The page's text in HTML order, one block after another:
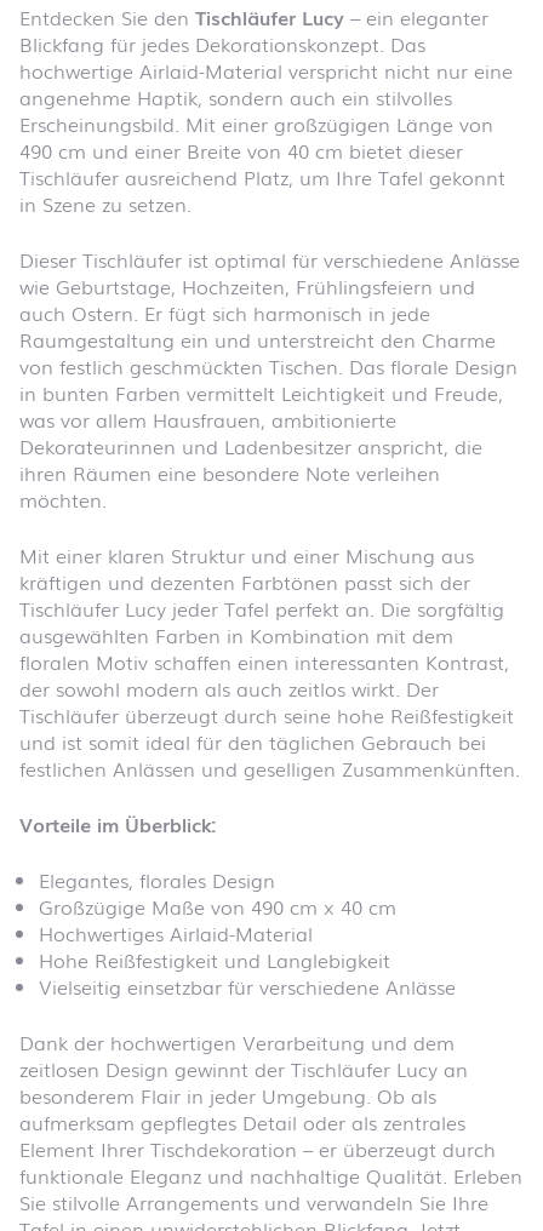
Entdecken Sie den Tischläufer Lucy – ein eleganter
Blickfang für jedes Dekorationskonzept. Das
hochwertige Airlaid-Material verspricht nicht nur eine
angenehme Haptik, sondern auch ein stilvolles
Erscheinungsbild. Mit einer großzügigen Länge von
490 cm und einer Breite von 40 cm bietet dieser
Tischläufer ausreichend Platz, um Ihre Tafel gekonnt
in Szene zu setzen.
Dieser Tischläufer ist optimal für verschiedene Anlässe
wie Geburtstage, Hochzeiten, Frühlingsfeiern und
auch Ostern. Er fügt sich harmonisch in jede
Raumgestaltung ein und unterstreicht den Charme
von festlich geschmückten Tischen. Das florale Design
in bunten Farben vermittelt Leichtigkeit und Freude,
was vor allem Hausfrauen, ambitionierte
Dekorateurinnen und Ladenbesitzer anspricht, die
ihren Räumen eine besondere Note verleihen
möchten.
Mit einer klaren Struktur und einer Mischung aus
kräftigen und dezenten Farbtönen passt sich der
Tischläufer Lucy jeder Tafel perfekt an. Die sorgfältig
ausgewählten Farben in Kombination mit dem
floralen Motiv schaffen einen interessanten Kontrast,
der sowohl modern als auch zeitlos wirkt. Der
Tischläufer überzeugt durch seine hohe Reißfestigkeit
und ist somit ideal für den täglichen Gebrauch bei
festlichen Anlässen und geselligen Zusammenkünften.
Vorteile im Überblick:
Elegantes, florales Design
Großzügige Maße von 490 cm x 40 cm
Hochwertiges Airlaid-Material
Hohe Reißfestigkeit und Langlebigkeit
Vielseitig einsetzbar für verschiedene Anlässe
Dank der hochwertigen Verarbeitung und dem
zeitlosen Design gewinnt der Tischläufer Lucy an
besonderem Flair in jeder Umgebung. Ob als
aufmerksam gepflegtes Detail oder als zentrales
Element Ihrer Tischdekoration – er überzeugt durch
funktionale Eleganz und nachhaltige Qualität. Erleben
Sie stilvolle Arrangements und verwandeln Sie Ihre